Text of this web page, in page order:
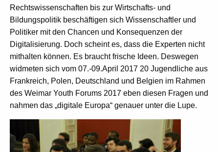
Rechtswissenschaften bis zur Wirtschafts- und
Bildungspolitik beschäftigen sich Wissenschaftler und
Politiker mit den Chancen und Konsequenzen der
Digitalisierung. Doch scheint es, dass die Experten nicht
mithalten können. Es braucht frische Ideen. Deswegen
widmeten sich vom 07.-09.April 2017 20 Jugendliche aus
Frankreich, Polen, Deutschland und Belgien im Rahmen
des Weimar Youth Forums 2017 eben diesen Fragen und
nahmen das „digitale Europa“ genauer unter die Lupe.